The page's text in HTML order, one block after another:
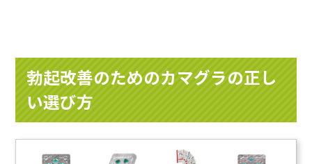
勃起改善のためのカマグラの正し
い選び方